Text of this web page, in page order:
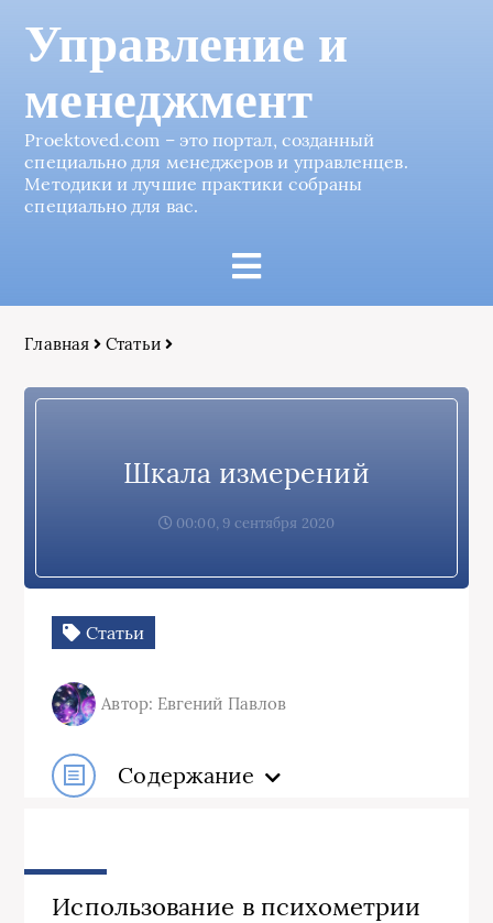
Управление и
менеджмент
Proektoved.com – это портал, созданный
специально для менеджеров и управленцев.
Методики и лучшие практики собраны
специально для вас.
Главная Статьи
Шкала измерений
00:00, 9 сентября 2020
Статьи
Автор: Евгений Павлов
Содержание
Использование в психометрии